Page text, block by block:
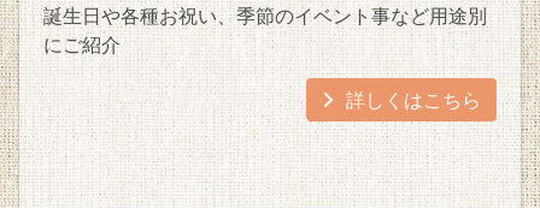
誕生日や各種お祝い、季節のイベント事など用途別
にご紹介
詳しくはこちら